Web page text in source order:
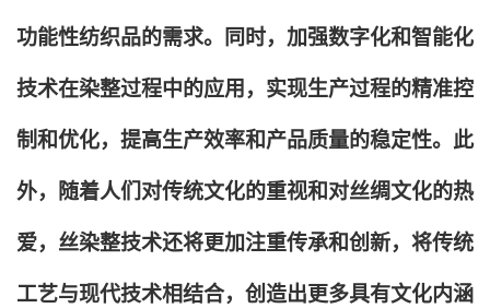
功能性纺织品的需求。同时，加强数字化和智能化
技术在染整过程中的应用，实现生产过程的精准控
制和优化，提高生产效率和产品质量的稳定性。此
外，随着人们对传统文化的重视和对丝绸文化的热
爱，丝染整技术还将更加注重传承和创新，将传统
工艺与现代技术相结合，创造出更多具有文化内涵